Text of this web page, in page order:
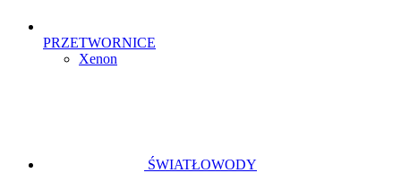
PRZETWORNICE
Xenon
ŚWIATŁOWODY